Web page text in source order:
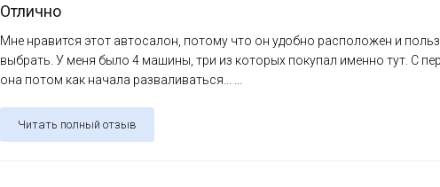
Отлично
Мне нравится этот автосалон, потому что он удобно расположен и
выбрать. У меня было 4 машины, три из которых покупал именно тут. С
она потом как начала разваливаться... ...
Читать полный отзыв